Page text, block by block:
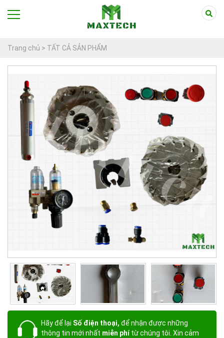
Trang chủ > TẤT CẢ SẢN PHẨM
Hãy để lại Số điện thoại, để nhận được những
thông tin mới nhất miễn phítừ chúng tôi. Xin cảm